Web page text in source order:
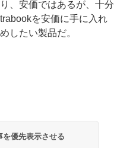
、安価ではあるが、十分
を安価に手に入れ
したい製品だ。
優先表示させる